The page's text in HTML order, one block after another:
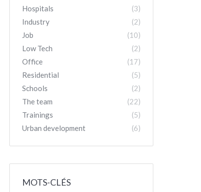
Hospitals
(3)
Industry
(2)
Job
(10)
Low Tech
(2)
Office
(17)
Residential
(5)
Schools
(2)
The team
(22)
Trainings
(5)
Urban development
(6)
MOTS-CLÉS